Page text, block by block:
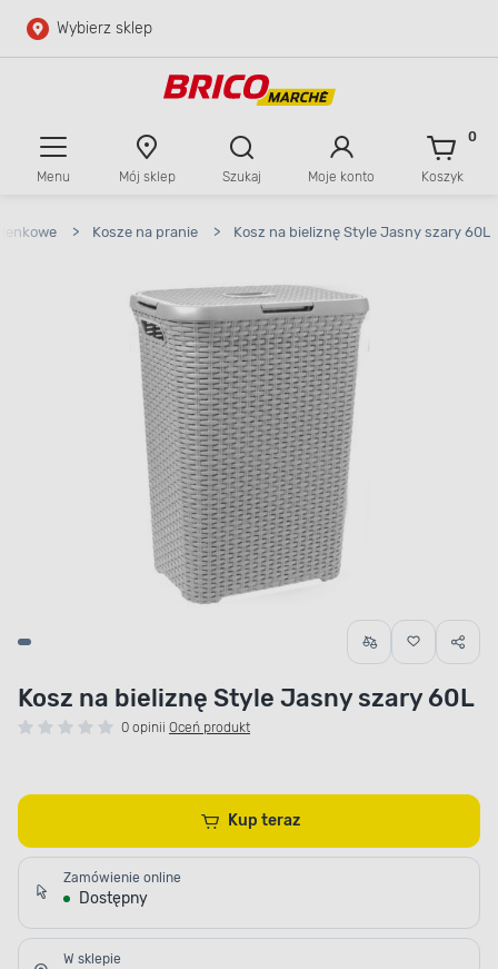
Przejdź do głównej zawartości
Wybierz sklep
Menu Mój sklep Szukaj Moje konto Koszyk
0
> Kosze na pranie > Kosz na bieliznę Style Jasny szary 60L
Kosz na bieliznę Style Jasny szary 60L
0 opinii Oceń produkt
Kup teraz
Zamówienie online
Dostępny
W sklepie